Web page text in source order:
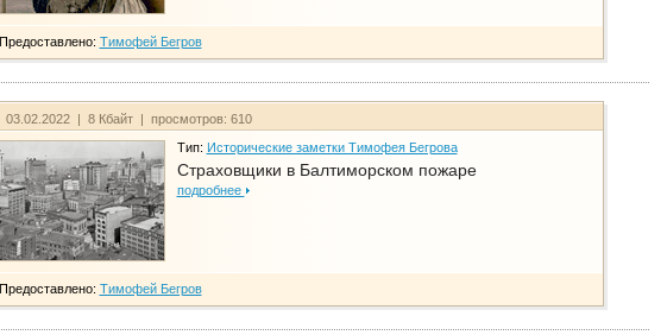
Предоставлено: Тимофей Бегров
03.02.2022 | 8 Кбайт | просмотров: 610
Тип: Исторические заметки Тимофея Бегрова
Страховщики в Балтиморском пожаре
подробнее
Предоставлено: Тимофей Бегров